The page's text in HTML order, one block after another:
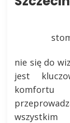
nie się do
jest